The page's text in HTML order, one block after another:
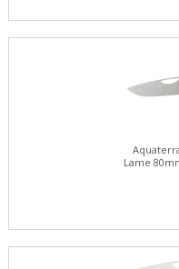
Lame